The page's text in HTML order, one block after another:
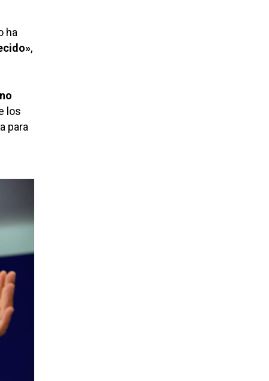
ha
,
los
para